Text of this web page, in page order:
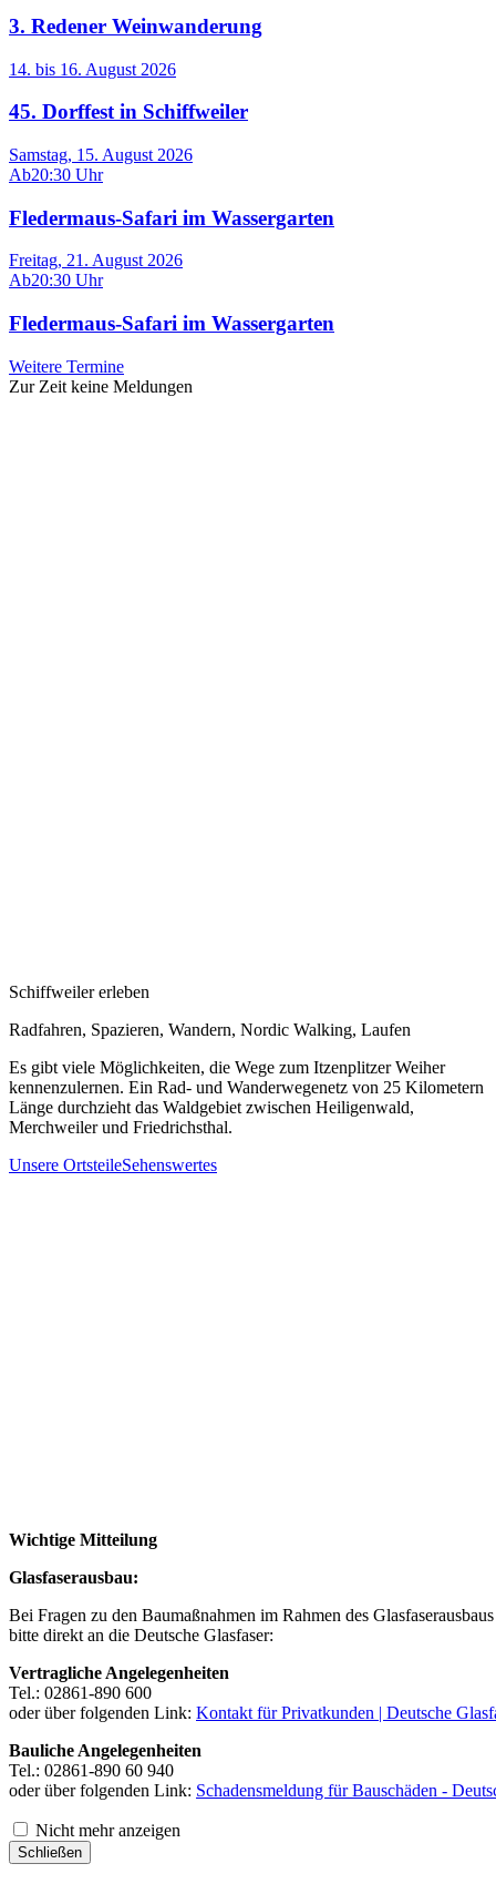
3. Redener Weinwanderung
14. bis 16. August 2026
45. Dorffest in Schiffweiler
Samstag, 15. August 2026
Ab20:30 Uhr
Fledermaus-Safari im Wassergarten
Freitag, 21. August 2026
Ab20:30 Uhr
Fledermaus-Safari im Wassergarten
Weitere Termine
Zur Zeit keine Meldungen
Schiffweiler erleben
Radfahren, Spazieren, Wandern, Nordic Walking, Laufen
Es gibt viele Möglichkeiten, die Wege zum Itzenplitzer Weiher
kennenzulernen. Ein Rad- und Wanderwegenetz von 25 Kilometern
Länge durchzieht das Waldgebiet zwischen Heiligenwald,
Merchweiler und Friedrichsthal.
Unsere OrtsteileSehenswertes
Wichtige Mitteilung
Glasfaserausbau:
Bei Fragen zu den Baumaßnahmen im Rahmen des
bitte direkt an die Deutsche Glasfaser:
Vertragliche Angelegenheiten
Tel.: 02861-890 600
oder über folgenden Link: Kontakt für Privatkunden | Deutsche
Bauliche Angelegenheiten
Tel.: 02861-890 60 940
oder über folgenden Link: Schadensmeldung für Bauschäden -
Nicht mehr anzeigen
Schließen